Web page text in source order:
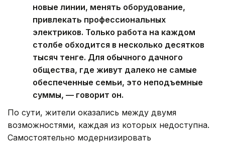
новые линии, менять оборудование,
привлекать профессиональных
электриков. Только работа на каждом
столбе обходится в несколько десятков
тысяч тенге. Для обычного дачного
общества, где живут далеко не самые
обеспеченные семьи, это неподъемные
суммы, — говорит он.
По сути, жители оказались между двумя
возможностями, каждая из которых недоступна.
Самостоятельно модернизировать